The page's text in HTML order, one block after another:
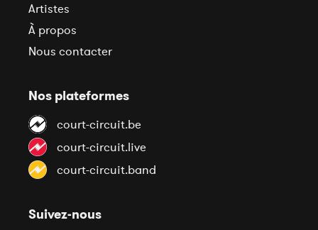
Artistes
À propos
Nous contacter
Nos plateformes
court-circuit.be
court-circuit.live
court-circuit.band
Suivez-nous